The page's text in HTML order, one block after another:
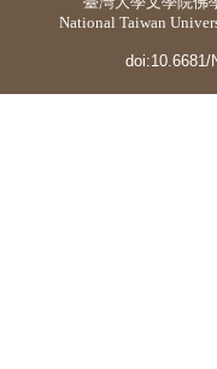
National Taiwan
doi:10.6681/